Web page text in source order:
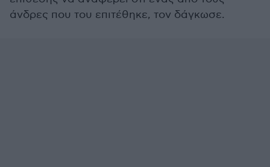
άνδρες που του επιτέθηκε, τον δάγκωσε.